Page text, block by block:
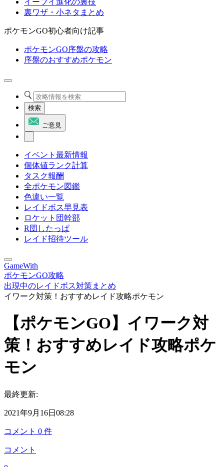
イーブイ進化の裏技
裏ワザ・小ネタまとめ
ポケモンGO初心者向け記事
ポケモンGO序盤の攻略
序盤のおすすめポケモン
検索
ご意見
イベント最新情報
個体値ランク計算
タスク報酬
全ポケモン図鑑
色違い一覧
レイドボス早見表
ロケット団幹部
R団したっぱ
レイド招待ツール
GameWith
ポケモンGO攻略
出現中のレイドボス対策まとめ
イワーク対策！おすすめレイド攻略ポケモン
【ポケモンGO】イワーク対
策！おすすめレイド攻略ポケ
モン
最終更新:
2021年9月16日08:28
コメント 0 件
コメント